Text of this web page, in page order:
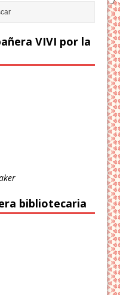
VIVI por la
bibliotecaria